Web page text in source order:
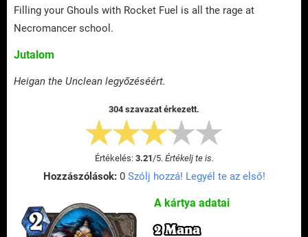
Filling your Ghouls with Rocket Fuel is all the rage at
Necromancer school.
Jutalom
Heigan the Unclean legyőzéséért.
304 szavazat érkezett.
Értékelés: 3.21/5. Értékelj te is.
Hozzászólások:0 Szólj hozzá! Legyél te az első!
A kártya adatai
2 Mana